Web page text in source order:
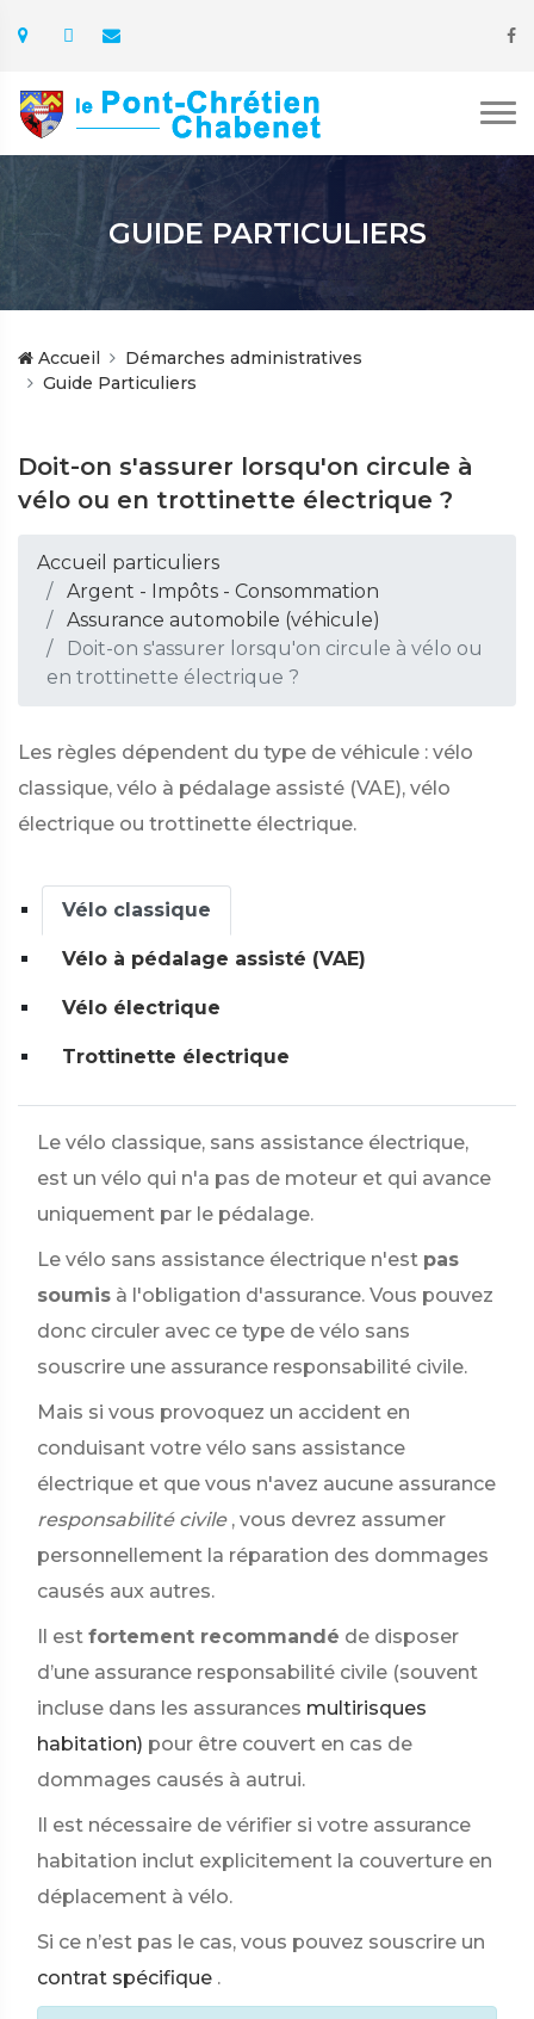
GUIDE PARTICULIERS
Accueil
Démarches administratives
Guide Particuliers
Doit-on s'assurer lorsqu'on circule à
vélo ou en trottinette électrique ?
Accueil particuliers
Argent - Impôts - Consommation
Assurance automobile (véhicule)
Doit-on s'assurer lorsqu'on circule à vélo ou
en trottinette électrique ?
Les règles dépendent du type de véhicule : vélo
classique, vélo à pédalage assisté (VAE), vélo
électrique ou trottinette électrique.
Vélo classique
Vélo à pédalage assisté (VAE)
Vélo électrique
Trottinette électrique
Le vélo classique, sans assistance électrique,
est un vélo qui n'a pas de moteur et qui avance
uniquement par le pédalage.
Le vélo sans assistance électrique n'est pas
soumis à l'obligation d'assurance. Vous pouvez
donc circuler avec ce type de vélo sans
souscrire une assurance responsabilité civile.
Mais si vous provoquez un accident en
conduisant votre vélo sans assistance
électrique et que vous n'avez aucune assurance
responsabilité civile , vous devrez assumer
personnellement la réparation des dommages
causés aux autres.
Il est fortement recommandé de disposer
d’une assurance responsabilité civile (souvent
incluse dans les assurances multirisques
habitation) pour être couvert en cas de
dommages causés à autrui.
Il est nécessaire de vérifier si votre assurance
habitation inclut explicitement la couverture en
déplacement à vélo.
Si ce n’est pas le cas, vous pouvez souscrire un
contrat spécifique .